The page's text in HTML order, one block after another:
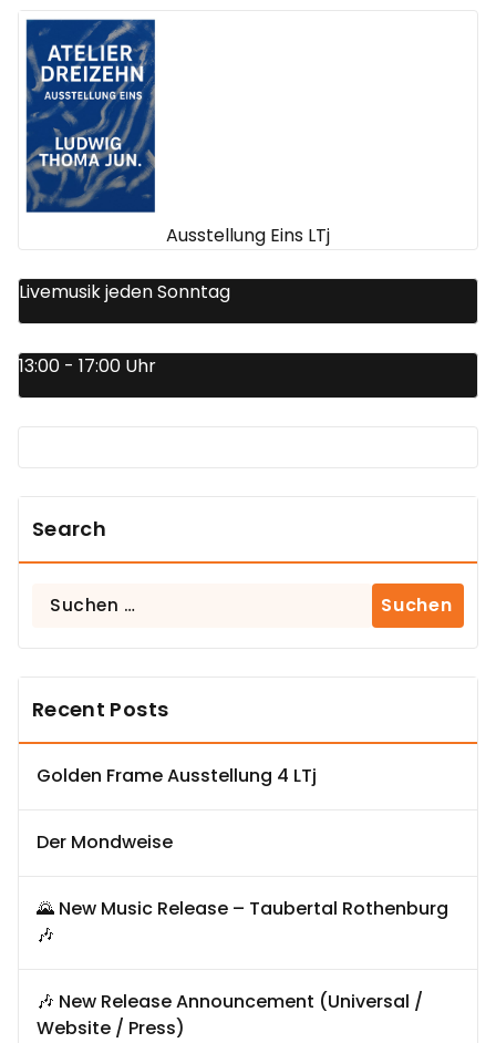
Ausstellung Eins LTj
Livemusik jeden Sonntag
13:00 - 17:00 Uhr
Search
Suchen
Recent Posts
Golden Frame Ausstellung 4 LTj
Der Mondweise
🌄 New Music Release – Taubertal Rothenburg
🎶
🎶 New Release Announcement (Universal /
Website / Press)